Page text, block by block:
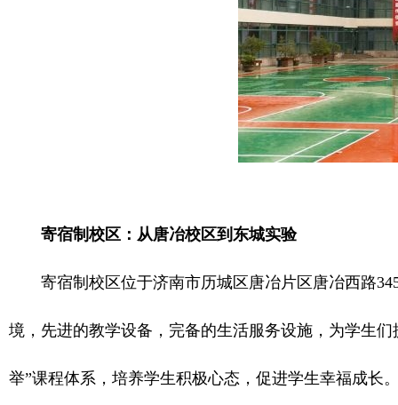
寄宿制校区：从唐冶校区到东城实验
寄宿制校区位于济南市历城区唐冶片区唐冶西路
境，先进的教学设备，完备的生活服务设施，为学生
举”课程体系，培养学生积极心态，促进学生幸福成长